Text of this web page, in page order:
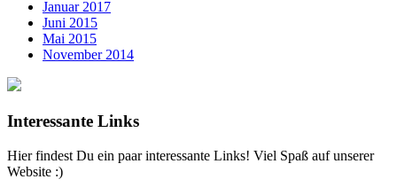
Januar 2017
Juni 2015
Mai 2015
November 2014
Interessante Links
Hier findest Du ein paar interessante Links! Viel Spaß auf unserer
Website :)